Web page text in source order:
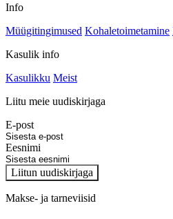
Info
Müügitingimused Kohaletoimetamine
Kasulik info
Kasulikku Meist
Liitu meie uudiskirjaga
E-post
Eesnimi
Liitun uudiskirjaga
Makse- ja tarneviisid